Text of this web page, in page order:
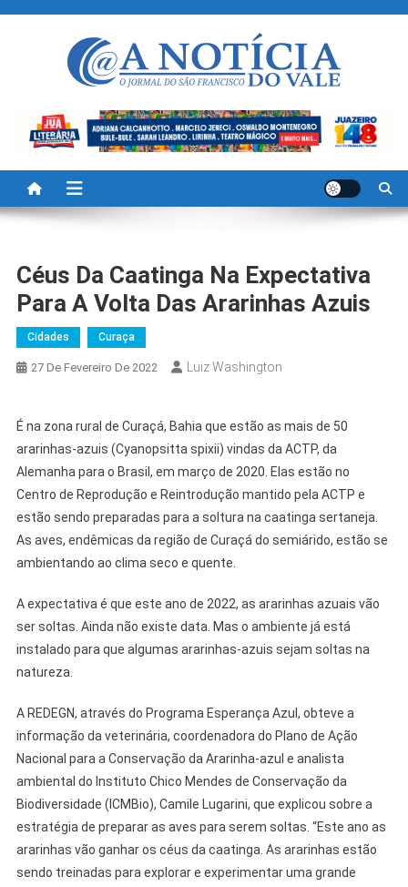
A Noticia Do Vale
Céus Da Caatinga Na Expectativa
Para A Volta Das Ararinhas Azuis
Cidades Curaça
27 De Fevereiro De 2022 Luiz Washington
É na zona rural de Curaçá, Bahia que estão as mais de 50
ararinhas-azuis (Cyanopsitta spixii) vindas da ACTP, da
Alemanha para o Brasil, em março de 2020. Elas estão no
Centro de Reprodução e Reintrodução mantido pela ACTP e
estão sendo preparadas para a soltura na caatinga sertaneja.
As aves, endêmicas da região de Curaçá do semiárido, estão se
ambientando ao clima seco e quente.
A expectativa é que este ano de 2022, as ararinhas azuais vão
ser soltas. Ainda não existe data. Mas o ambiente já está
instalado para que algumas ararinhas-azuis sejam soltas na
natureza.
A REDEGN, através do Programa Esperança Azul, obteve a
informação da veterinária, coordenadora do Plano de Ação
Nacional para a Conservação da Ararinha-azul e analista
ambiental do Instituto Chico Mendes de Conservação da
Biodiversidade (ICMBio), Camile Lugarini, que explicou sobre a
estratégia de preparar as aves para serem soltas. “Este ano as
ararinhas vão ganhar os céus da caatinga. As ararinhas estão
sendo treinadas para explorar e experimentar uma grande